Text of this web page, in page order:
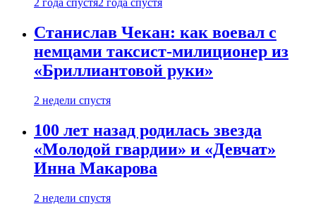
2 года спустя2 года спустя
Станислав Чекан: как воевал с
немцами таксист-милиционер из
«Бриллиантовой руки»
2 недели спустя
100 лет назад родилась звезда
«Молодой гвардии» и «Девчат»
Инна Макарова
2 недели спустя